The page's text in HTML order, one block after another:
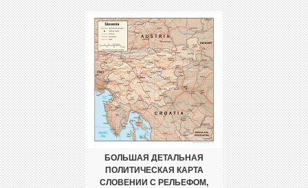
БОЛЬШАЯ ДЕТАЛЬНАЯ
ПОЛИТИЧЕСКАЯ КАРТА
СЛОВЕНИИ С РЕЛЬЕФОМ,